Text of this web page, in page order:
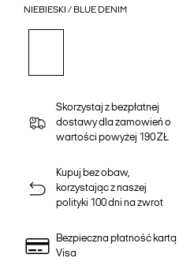
NIEBIESKI / BLUE DENIM
Skorzystaj z bezpłatnej
dostawy dla zamowień o
wartości powyżej 190 ZŁ
Kupuj bez obaw,
korzystając z naszej
polityki 100 dni na zwrot
Bezpieczna płatność kartą
Visa